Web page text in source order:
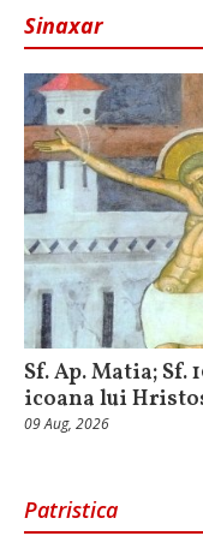
Sinaxar
Sf. Ap. Matia; Sf.
icoana lui
09 Aug, 2026
Patristica